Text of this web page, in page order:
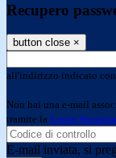
Recupero
button close ×
all'indirizzo indicato
Non hai una e-mail
tramite la Login
E-mail inviata, si